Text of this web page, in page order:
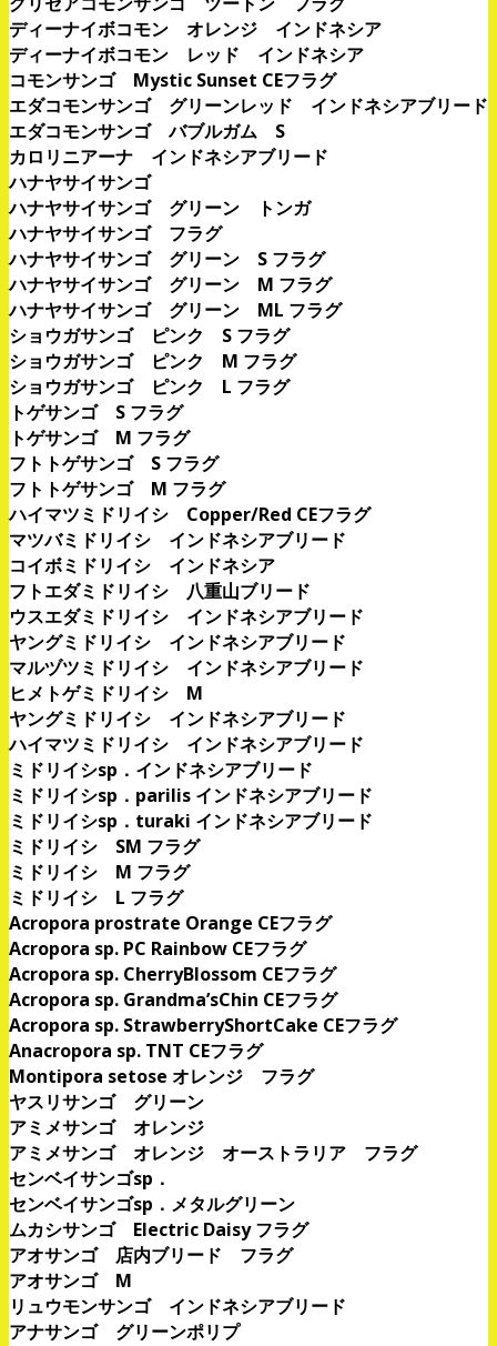
ディーナイボコモン オレンジ インドネシア
ディーナイボコモン レッド インドネシア
コモンサンゴ Mystic Sunset CEフラグ
エダコモンサンゴ グリーンレッド インドネシアブリード
エダコモンサンゴ バブルガム S
カロリニアーナ インドネシアブリード
ハナヤサイサンゴ
ハナヤサイサンゴ グリーン トンガ
ハナヤサイサンゴ フラグ
ハナヤサイサンゴ グリーン S フラグ
ハナヤサイサンゴ グリーン M フラグ
ハナヤサイサンゴ グリーン ML フラグ
ショウガサンゴ ピンク S フラグ
ショウガサンゴ ピンク M フラグ
ショウガサンゴ ピンク L フラグ
トゲサンゴ S フラグ
トゲサンゴ M フラグ
フトトゲサンゴ S フラグ
フトトゲサンゴ M フラグ
ハイマツミドリイシ Copper/Red CEフラグ
マツバミドリイシ インドネシアブリード
コイボミドリイシ インドネシア
フトエダミドリイシ 八重山ブリード
ウスエダミドリイシ インドネシアブリード
ヤングミドリイシ インドネシアブリード
マルヅツミドリイシ インドネシアブリード
ヒメトゲミドリイシ M
ヤングミドリイシ インドネシアブリード
ハイマツミドリイシ インドネシアブリード
ミドリイシsp．インドネシアブリード
ミドリイシsp．parilis インドネシアブリード
ミドリイシsp．turaki インドネシアブリード
ミドリイシ SM フラグ
ミドリイシ M フラグ
ミドリイシ L フラグ
Acropora prostrate Orange CEフラグ
Acropora sp. PC Rainbow CEフラグ
Acropora sp. CherryBlossom CEフラグ
Acropora sp. Grandma’sChin CEフラグ
Acropora sp. StrawberryShortCake CEフラグ
Anacropora sp. TNT CEフラグ
Montipora setose オレンジ フラグ
ヤスリサンゴ グリーン
アミメサンゴ オレンジ
アミメサンゴ オレンジ オーストラリア フラグ
センベイサンゴsp．
センベイサンゴsp．メタルグリーン
ムカシサンゴ Electric Daisy フラグ
アオサンゴ 店内ブリード フラグ
アオサンゴ M
リュウモンサンゴ インドネシアブリード
アナサンゴ グリーンポリプ